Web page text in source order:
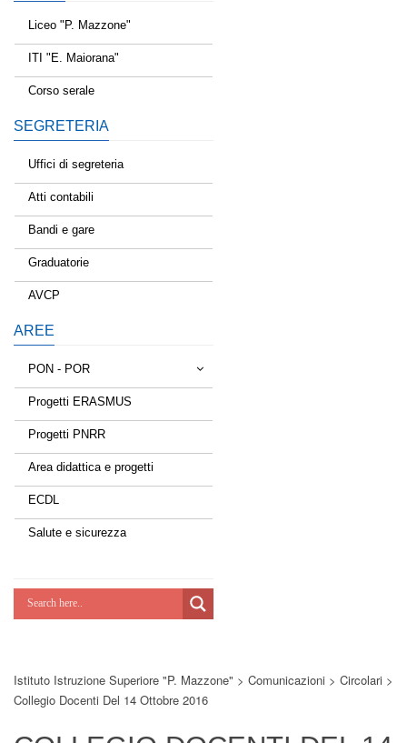
Liceo "P. Mazzone"
ITI "E. Maiorana"
Corso serale
SEGRETERIA
Uffici di segreteria
Atti contabili
Bandi e gare
Graduatorie
AVCP
AREE
PON - POR
Tessere la rete
Estate a scuola
Scuola d'estate
Lab Green
Potenziamoci
Progetti ERASMUS
Progetti PNRR
Area didattica e progetti
ECDL
Salute e sicurezza
Istituto Istruzione Superiore "P. Mazzone" > Comunicazioni > Circolari >
Collegio Docenti Del 14 Ottobre 2016